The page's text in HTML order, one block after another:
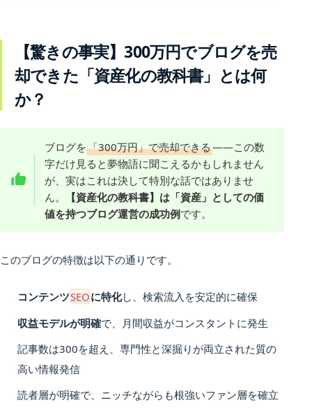
【驚きの事実】300万円でブログを売
却できた「資産化の教科書」とは何
か？
ブログを「300万円」で売却できる――この数
字だけ見ると夢物語に聞こえるかもしれません
が、実はこれは決して特別な話ではありませ
ん。
【資産化の教科書】は「資産」としての価
値を持つブログ運営の成功例です。
このブログの特徴は以下の通りです。
コンテンツSEOに特化し、検索流入を安定的に確保
収益モデルが明確で、月間収益がコンスタントに発生
記事数は300を超え、専門性と深掘りが両立された質の
高い情報発信
読者層が明確で、ニッチながらも根強いファン層を確立